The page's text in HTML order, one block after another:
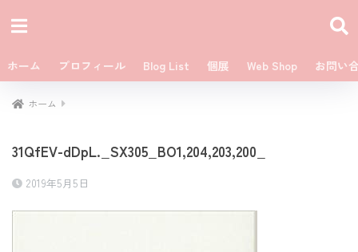
ホーム プロフィール Blog List 個展 Web Shop お問い
ホーム
31QfEV-dDpL._SX305_BO1,204,203,200_
2019年5月5日